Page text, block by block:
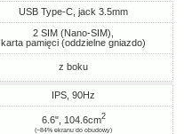
USB Type-C, jack 3.5mm
2 SIM (Nano-SIM),
karta pamięci (oddzielne gniazdo)
z boku
IPS, 90Hz
6.6", 104.6cm2
(~84% ekranu do obudowy)